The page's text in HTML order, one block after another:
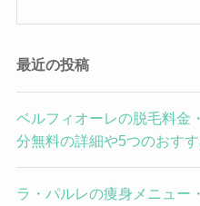
最近の投稿
ベルフィオーレの脱毛料金
分無料の詳細や5つのおす
ラ・パルレの痩身メニュー